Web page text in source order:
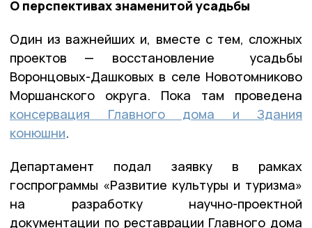
О перспективах знаменитой усадьбы
Один из важнейших и, вместе с тем, сложных
проектов — восстановление усадьбы
Воронцовых-Дашковых в селе Новотомниково
Моршанского округа. Пока там проведена
консервация Главного дома и Здания
конюшни.
Департамент подал заявку в рамках
госпрограммы «Развитие культуры и туризма»
на разработку научно-проектной
документации по реставрации Главного дома